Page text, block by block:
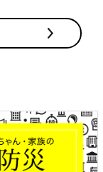
サンタ制度。
におもちゃを確
しました#240]
いします！ 高校